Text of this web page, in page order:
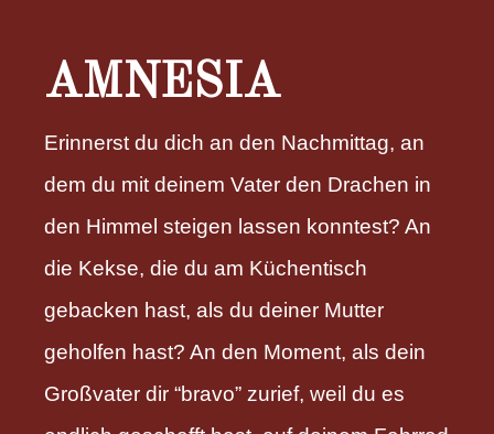
AMNESIA
Erinnerst du dich an den Nachmittag, an
dem du mit deinem Vater den Drachen in
den Himmel steigen lassen konntest? An
die Kekse, die du am Küchentisch
gebacken hast, als du deiner Mutter
geholfen hast? An den Moment, als dein
Großvater dir “bravo” zurief, weil du es